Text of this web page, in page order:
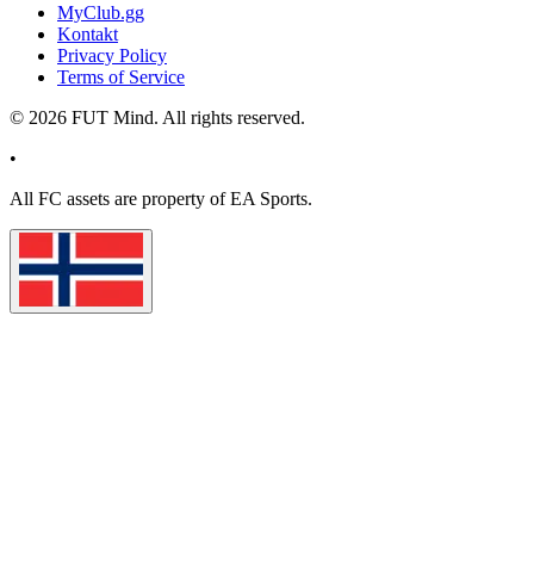
MyClub.gg
Kontakt
Privacy Policy
Terms of Service
© 2026 FUT Mind. All rights reserved.
•
All FC assets are property of EA Sports.